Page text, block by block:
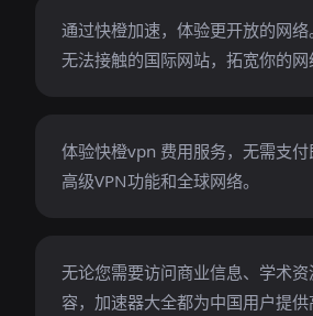
通过快橙加速，体验更开放的网
无法接触的国际网站，拓宽你的网
体验快橙vpn 费用服务，无需支
高级VPN功能和全球网络。
无论您需要访问商业信息、学术
容，加速器大全都为中国用户提